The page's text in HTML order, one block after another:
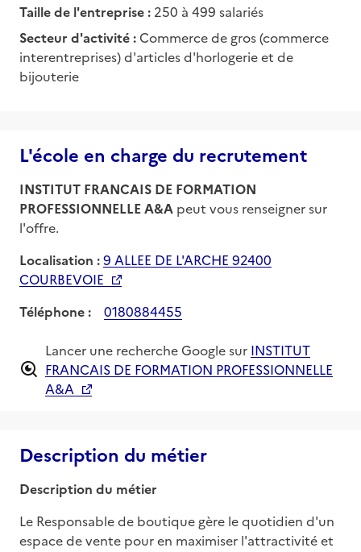
Taille de l'entreprise : 250 à 499 salariés
Secteur d'activité : Commerce de gros (commerce
interentreprises) d'articles d'horlogerie et de
bijouterie
L'école en charge du recrutement
INSTITUT FRANCAIS DE FORMATION
PROFESSIONNELLE A&A peut vous renseigner sur
l'offre.
Localisation :9 ALLEE DE L'ARCHE 92400
COURBEVOIE
Téléphone :
0180884455
Lancer une recherche Google sur INSTITUT
FRANCAIS DE FORMATION PROFESSIONNELLE
A&A
Description du métier
Description du métier
Le Responsable de boutique gère le quotidien d'un
espace de vente pour en maximiser l'attractivité et